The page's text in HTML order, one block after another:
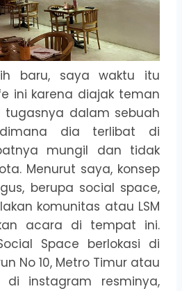
baru, saya waktu itu
ini karena diajak teman
tugasnya dalam sebuah
dia terlibat di
mungil dan tidak
Menurut saya, konsep
berupa social space,
komunitas atau LSM
acara di tempat ini.
Space berlokasi di
No 10, Metro Timur atau
instagram resminya,